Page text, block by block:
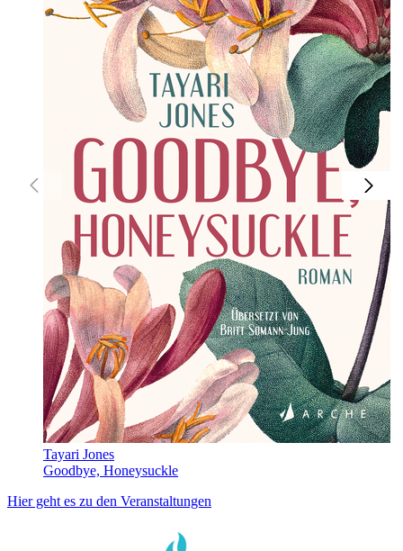
Tayari Jones
Goodbye, Honeysuckle
Hier geht es zu den Veranstaltungen